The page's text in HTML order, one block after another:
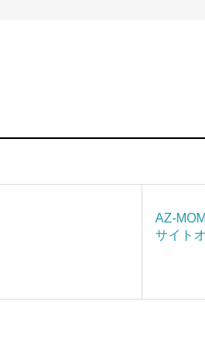
AZ-
サイト